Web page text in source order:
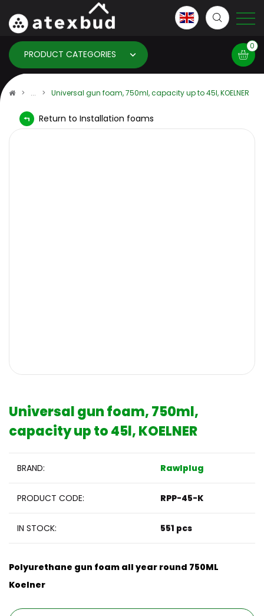
PRODUCT CATEGORIES
0
info: ×
Universal gun foam, 750ml, capacity up to 45l, KOELNER
Return to Installation foams
Universal gun foam, 750ml,
capacity up to 45l, KOELNER
BRAND: Rawlplug
PRODUCT CODE: RPP-45-K
IN STOCK: 551 pcs
Polyurethane gun foam all year round 750ML
Koelner